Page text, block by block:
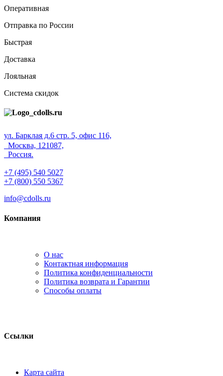
Оперативная
Отправка по России
Быстрая
Доставка
Лояльная
Система скидок
ул. Барклая д.6 стр. 5, офис 116,
Москва, 121087,
Россия.
+7 (495) 540 5027
+7 (800) 550 5367
info@cdolls.ru
Компания
О нас
Контактная информация
Политика конфиденциальности
Политика возврата и Гарантии
Способы оплаты
Ссылки
Карта сайта